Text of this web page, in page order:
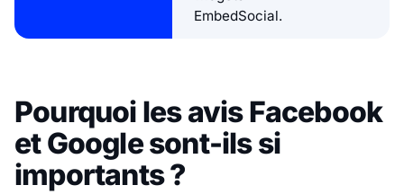
EmbedSocial.
Pourquoi les avis Facebook
et Google sont-ils si
importants ?